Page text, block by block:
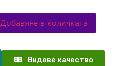
Добавяне в количката
Видове качество